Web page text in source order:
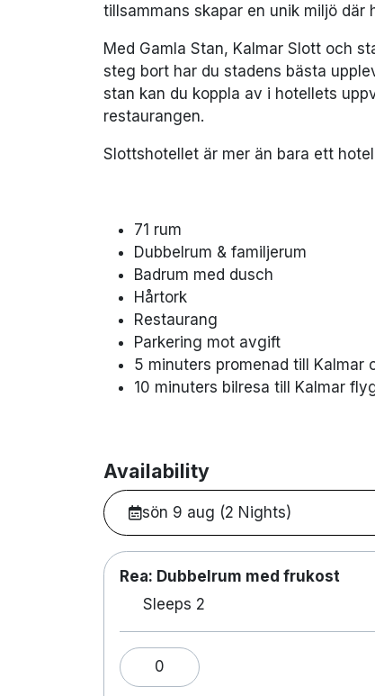
tillsammans skapar en unik miljö
Med Gamla Stan, Kalmar Slott och
steg bort har du stadens bästa
stan kan du koppla av i hotellets
restaurangen.
Slottshotellet är mer än bara ett
71 rum
Dubbelrum & familjerum
Badrum med dusch
Hårtork
Restaurang
Parkering mot avgift
5 minuters promenad till Kalmar
10 minuters bilresa till Kalmar
Availability
sön 9 aug (2 Nights)
Rea: Dubbelrum med frukost
Sleeps 2
0